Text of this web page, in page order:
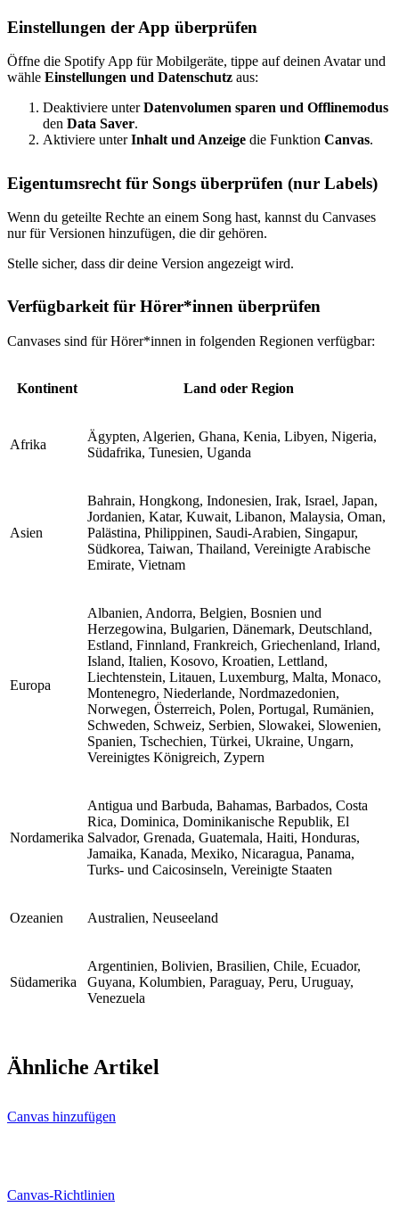
Einstellungen der App überprüfen
Öffne die Spotify App für Mobilgeräte, tippe auf deinen Avatar und
wähle Einstellungen und Datenschutz aus:
Deaktiviere unterDatenvolumen sparen und Offlinemodus
den Data Saver.
Aktiviere unterInhalt und Anzeige die Funktion Canvas.
Eigentumsrecht für Songs überprüfen (nur Labels)
Wenn du geteilte Rechte an einem Song hast, kannst du Canvases
nur für Versionen hinzufügen, die dir gehören.
Stelle sicher, dass dir deine Version angezeigt wird.
Verfügbarkeit für Hörer*innen überprüfen
Canvases sind für Hörer*innen in folgenden Regionen verfügbar:
Kontinent Land oder Region
Afrika
Ägypten, Algerien, Ghana, Kenia, Libyen, Nigeria,
Südafrika, Tunesien, Uganda
Asien
Bahrain, Hongkong, Indonesien, Irak, Israel, Japan,
Jordanien, Katar, Kuwait, Libanon, Malaysia, Oman,
Palästina, Philippinen, Saudi-Arabien, Singapur,
Südkorea, Taiwan, Thailand, Vereinigte Arabische
Emirate, Vietnam
Europa
Albanien, Andorra, Belgien, Bosnien und
Herzegowina, Bulgarien, Dänemark, Deutschland,
Estland, Finnland, Frankreich, Griechenland, Irland,
Island, Italien, Kosovo, Kroatien, Lettland,
Liechtenstein, Litauen, Luxemburg, Malta, Monaco,
Montenegro, Niederlande, Nordmazedonien,
Norwegen, Österreich, Polen, Portugal, Rumänien,
Schweden, Schweiz, Serbien, Slowakei, Slowenien,
Spanien, Tschechien, Türkei, Ukraine, Ungarn,
Vereinigtes Königreich, Zypern
Nordamerika
Antigua und Barbuda, Bahamas, Barbados, Costa
Rica, Dominica, Dominikanische Republik, El
Salvador, Grenada, Guatemala, Haiti, Honduras,
Jamaika, Kanadа, Mexiko, Nicaragua, Panama,
Turks- und Caicosinseln, Vereinigte Staaten
Ozeanien Australien, Neuseeland
Südamerika
Argentinien, Bolivien, Brasilien, Chile, Ecuador,
Guyana, Kolumbien, Paraguay, Peru, Uruguay,
Venezuela
Ähnliche Artikel
Canvas hinzufügen
Canvas-Richtlinien